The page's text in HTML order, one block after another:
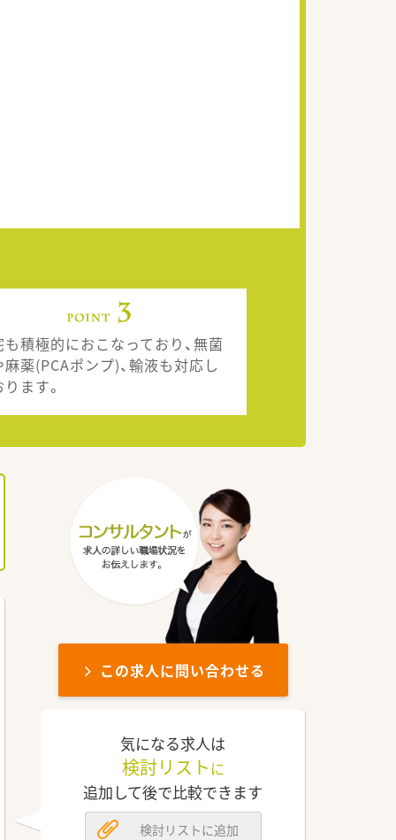
も積極的におこなっており、無菌
麻薬(PCAポンプ)、輸液も対応し
ます。
この求人に問い合わせる
気になる求人は
検討リスト に
追加して後で比較できます
検討リストに追加